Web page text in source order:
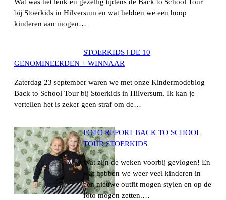
Wat was het leuk en gezellig tijdens de Back to School Tour
bij Stoerkids in Hilversum en wat hebben we een hoop
kinderen aan mogen…
STOERKIDS | DE 10
GENOMINEERDEN + WINNAAR
Zaterdag 23 september waren we met onze Kindermodeblog
Back to School Tour bij Stoerkids in Hilversum. Ik kan je
vertellen het is zeker geen straf om de…
FOTO REPORT BACK TO SCHOOL
TOUR STOERKIDS
Wat zijn de weken voorbij gevlogen! En
wat hebben we weer veel kinderen in
een nieuwe outfit mogen stylen en op de
foto mogen zetten.…